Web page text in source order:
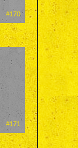
#170
#171